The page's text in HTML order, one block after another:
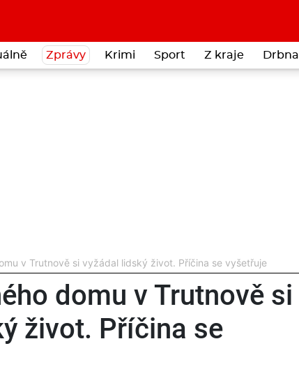
Zprávy Krimi Sport Z kraje Drbna
v Trutnově si vyžádal lidský život. Příčina se vyšetřuje
domu v Trutnově si
život. Příčina se